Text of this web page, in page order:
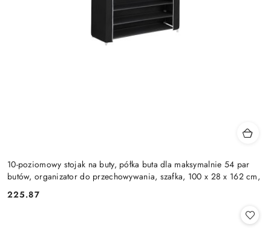
10-poziomowy stojak na buty, półka buta dla maksymalnie 54 par
butów, organizator do przechowywania, szafka, 100 x 28 x 162 cm,
Cena:
225.87